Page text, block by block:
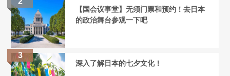
【国会议事堂】无须门票和预约！去日本
的政治舞台参观一下吧
深入了解日本的七夕文化！